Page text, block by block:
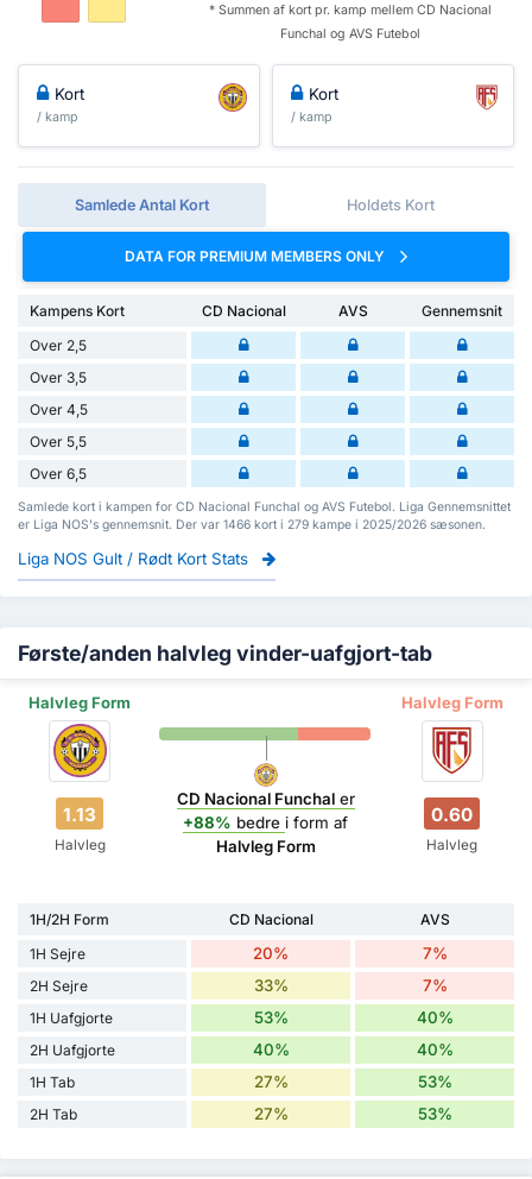
* Summen af ​​kort pr. kamp mellem CD Nacional
Funchal og AVS Futebol
Kort
/ kamp
Kort
/ kamp
Samlede Antal Kort Holdets Kort
DATA FOR PREMIUM MEMBERS ONLY
Kampens Kort CD Nacional AVS
Gennemsnit
Over 2,5
Over 3,5
Over 4,5
Over 5,5
Over 6,5
Samlede kort i kampen for CD Nacional Funchal og AVS Futebol. Liga Gennemsnittet
er Liga NOS's gennemsnit. Der var 1466 kort i 279 kampe i 2025/2026 sæsonen.
Liga NOS Gult / Rødt Kort Stats
Første/anden halvleg vinder-uafgjort-tab
Halvleg Form Halvleg Form
1.13
Halvleg
CD Nacional Funchaler
+88% bedre i form af
Halvleg Form
0.60
Halvleg
1H/2H Form CD Nacional
AVS
1H Sejre
20% 7%
2H Sejre 33% 7%
1H Uafgjorte 53% 40%
2H Uafgjorte 40% 40%
1H Tab 27% 53%
2H Tab 27% 53%